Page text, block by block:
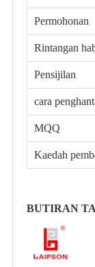
Permohonan
Rintangan
Pensijilan
cara
MQQ
Kaedah
BUTIRAN